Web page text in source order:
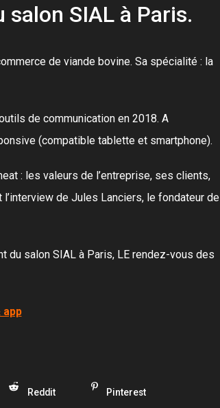
SIAL à Paris.
de viande bovine. Sa spécialité : la
de communication en 2018. A
(compatible tablette et smartphone).
: les valeurs de l’entreprise, ses clients,
de Jules Lanciers, le fondateur de
du salon SIAL à Paris, LE rendez-vous des
Reddit Pinterest